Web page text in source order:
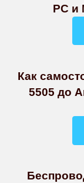
PC и
Как
5505 до